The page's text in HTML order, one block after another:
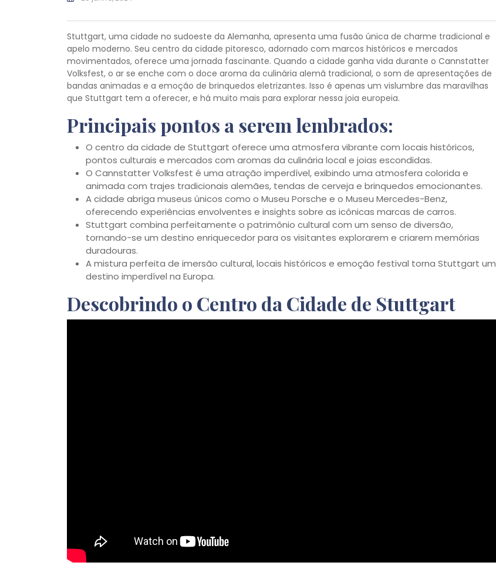
Stuttgart, uma cidade no sudoeste da Alemanha, apresenta uma fusão única de charme tradicional e
apelo moderno. Seu centro da cidade pitoresco, adornado com marcos históricos e mercados
movimentados, oferece uma jornada fascinante. Quando a cidade ganha vida durante o Cannstatter
Volksfest, o ar se enche com o doce aroma da culinária alemã tradicional, o som de apresentações de
bandas animadas e a emoção de brinquedos eletrizantes. Isso é apenas um vislumbre das maravilhas
que Stuttgart tem a oferecer, e há muito mais para explorar nessa joia europeia.
Principais pontos a serem lembrados:
O centro da cidade de Stuttgart oferece uma atmosfera vibrante com locais históricos,
pontos culturais e mercados com aromas da culinária local e joias escondidas.
O Cannstatter Volksfest é uma atração imperdível, exibindo uma atmosfera colorida e
animada com trajes tradicionais alemães, tendas de cerveja e brinquedos emocionantes.
A cidade abriga museus únicos como o Museu Porsche e o Museu Mercedes-Benz,
oferecendo experiências envolventes e insights sobre as icônicas marcas de carros.
Stuttgart combina perfeitamente o patrimônio cultural com um senso de diversão,
tornando-se um destino enriquecedor para os visitantes explorarem e criarem memórias
duradouras.
A mistura perfeita de imersão cultural, locais históricos e emoção festival torna Stuttgart um
destino imperdível na Europa.
Descobrindo o Centro da Cidade de Stuttgart